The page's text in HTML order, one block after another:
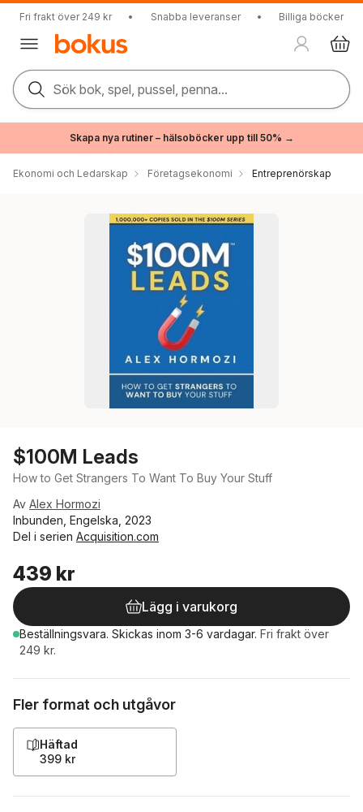
Fri frakt över 249 kr • Snabba leveranser • Billiga böcker
Sök bok, spel, pussel, penna...
Skapa nya rutiner – hälsoböcker upp till 50% →
Ekonomi och Ledarskap Företagsekonomi Entreprenörskap
$100M Leads
How to Get Strangers To Want To Buy Your Stuff
Av Alex Hormozi
Inbunden, Engelska, 2023
Del i serien Acquisition.com
439 kr
Lägg i varukorg
Beställningsvara. Skickas inom 3-6 vardagar. Fri frakt över
249 kr.
Fler format och utgåvor
Häftad
399 kr